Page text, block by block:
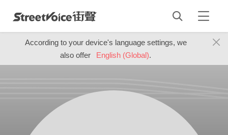
According to your device's language settings, we
also offer
English (Global).